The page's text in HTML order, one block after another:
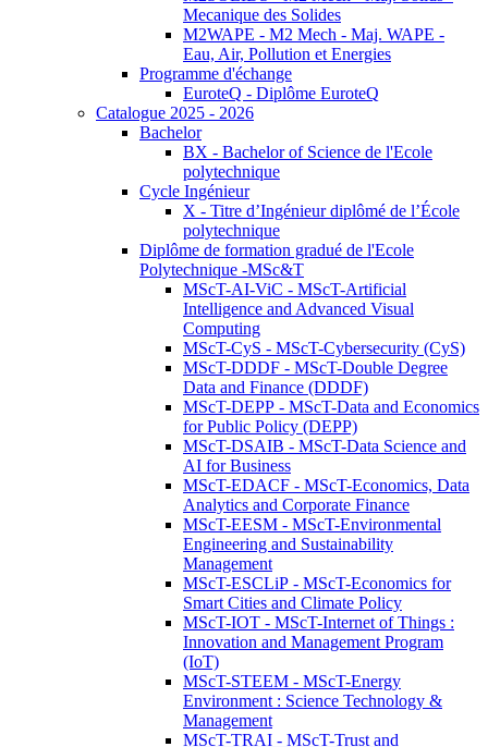
Mecanique des Solides
M2WAPE - M2 Mech - Maj. WAPE -
Eau, Air, Pollution et Energies
Programme d'échange
EuroteQ - Diplôme EuroteQ
Catalogue 2025 - 2026
Bachelor
BX - Bachelor of Science de l'Ecole
polytechnique
Cycle Ingénieur
X - Titre d’Ingénieur diplômé de l’École
polytechnique
Diplôme de formation gradué de l'Ecole
Polytechnique -MSc&T
MScT-AI-ViC - MScT-Artificial
Intelligence and Advanced Visual
Computing
MScT-CyS - MScT-Cybersecurity (CyS)
MScT-DDDF - MScT-Double Degree
Data and Finance (DDDF)
MScT-DEPP - MScT-Data and Economics
for Public Policy (DEPP)
MScT-DSAIB - MScT-Data Science and
AI for Business
MScT-EDACF - MScT-Economics, Data
Analytics and Corporate Finance
MScT-EESM - MScT-Environmental
Engineering and Sustainability
Management
MScT-ESCLiP - MScT-Economics for
Smart Cities and Climate Policy
MScT-IOT - MScT-Internet of Things :
Innovation and Management Program
(IoT)
MScT-STEEM - MScT-Energy
Environment : Science Technology &
Management
MScT-TRAI - MScT-Trust and